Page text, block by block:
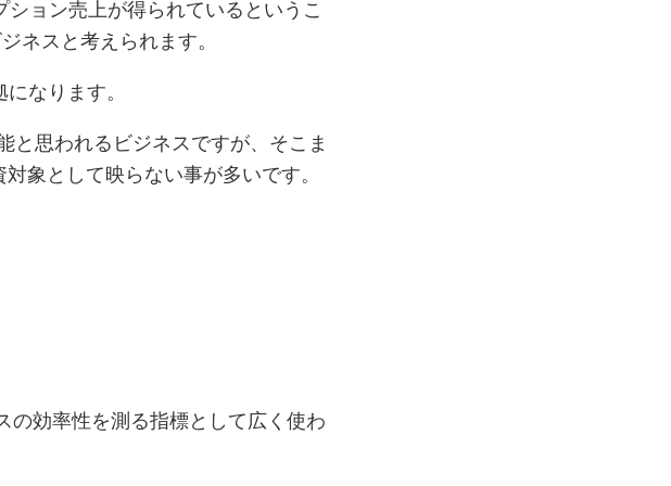
ョン売上が得られているというこ
ネスと考えられます。
なります。
と思われるビジネスですが、そこま
象として映らない事が多いです。
の効率性を測る指標として広く使わ